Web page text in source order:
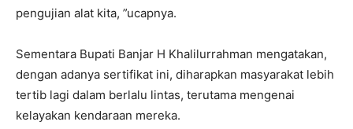
pengujian alat kita, ”ucapnya.
Sementara Bupati Banjar H Khalilurrahman mengatakan,
dengan adanya sertifikat ini, diharapkan masyarakat lebih
tertib lagi dalam berlalu lintas, terutama mengenai
kelayakan kendaraan mereka.